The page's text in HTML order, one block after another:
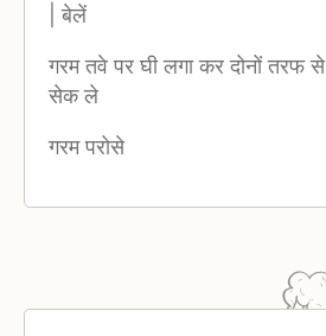
| बेलें
गरम तवे पर घी लगा कर दोनों तरफ
सेक ले
गरम परोसे